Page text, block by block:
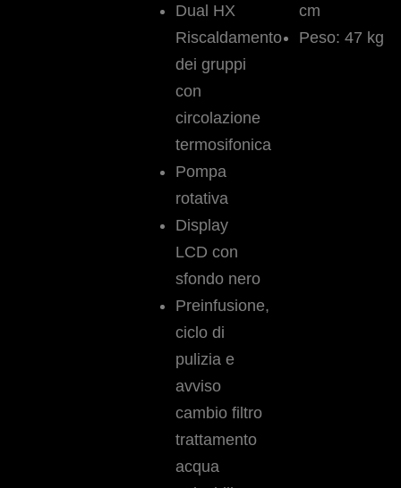
Dual HX
Riscaldamento
dei gruppi
con
circolazione
termosifonica
Pompa
rotativa
Display
LCD con
sfondo nero
Preinfusione,
ciclo di
pulizia e
avviso
cambio filtro
trattamento
acqua
cm
Peso: 47 kg